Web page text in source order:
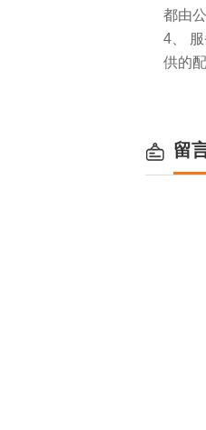
都由
4、
供的
留